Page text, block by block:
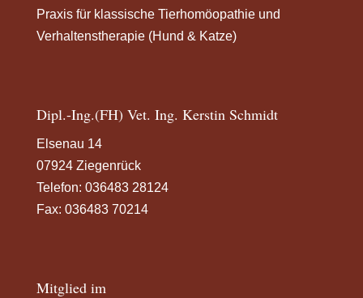
Praxis für klassische Tierhomöopathie und
Verhaltenstherapie (Hund & Katze)
Dipl.-Ing.(FH) Vet. Ing. Kerstin Schmidt
Elsenau 14
07924 Ziegenrück
Telefon: 036483 28124
Fax: 036483 70214
Mitglied im